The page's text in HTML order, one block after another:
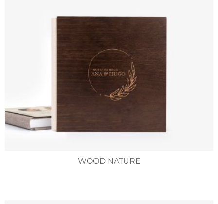
WOOD NATURE